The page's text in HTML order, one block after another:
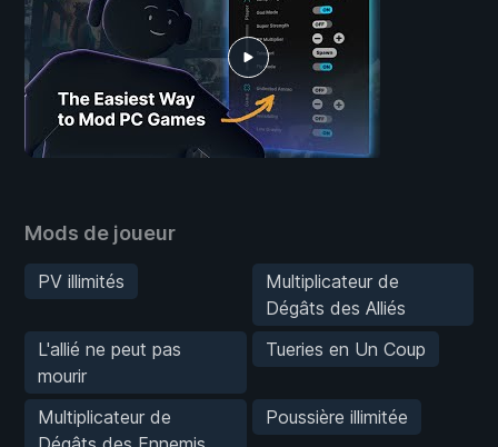
Mods de joueur
PV illimités
Multiplicateur de
Dégâts des Alliés
L'allié ne peut pas
mourir
Tueries en Un Coup
Multiplicateur de
Poussière illimitée